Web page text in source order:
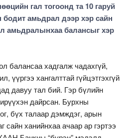
гал тогоонд та 10 гаруй
амьдрал дээр хэр сайн
амьдралынхаа балансыг хэр
балансаа хадгалж чадахгүй,
үүргээ хангалттай гүйцэтгэхгүй
давуу тал бий. Гэр бүлийн
дайрсан. Бурхны
бүх талаар дэмждэг, арын
сайн ханийнхаа ачаар ар гэртээ